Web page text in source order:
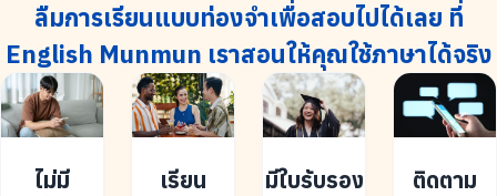
ลืมการเรียนแบบท่องจำเพื่อสอบไปได้เลย ที่
English Munmun เราสอนให้คุณใช้ภาษาได้จริง
ไม่มี
เรียน
มีใบรับรอง
ติดตาม